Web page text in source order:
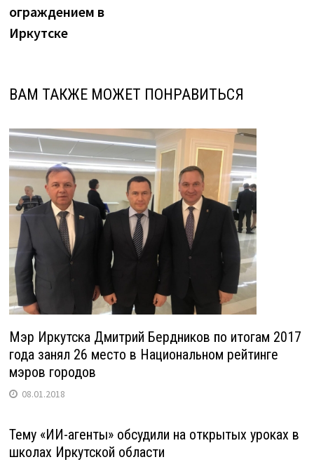
ограждением в
Иркутске
ВАМ ТАКЖЕ МОЖЕТ ПОНРАВИТЬСЯ
Мэр Иркутска Дмитрий Бердников по итогам 2017
года занял 26 место в Национальном рейтинге
мэров городов
08.01.2018
Тему «ИИ-агенты» обсудили на открытых уроках в
школах Иркутской области